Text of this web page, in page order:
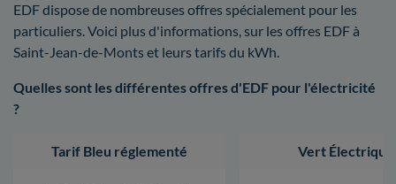
EDF dispose de nombreuses offres spécialement pour les
particuliers. Voici plus d'informations, sur les offres EDF à
Saint-Jean-de-Monts et leurs tarifs du kWh.
Quelles sont les différentes offres d'EDF pour l'électricité
?
Tarif Bleu réglementé Vert Électrique